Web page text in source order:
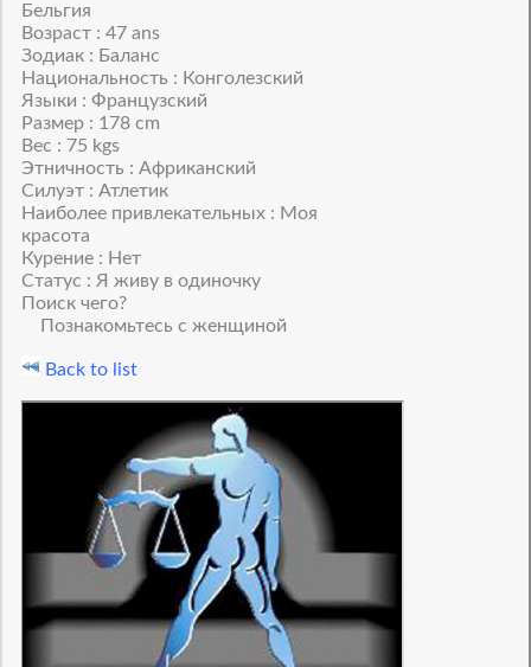
Бельгия
Возраст : 47 ans
Зодиак : Баланс
Национальность : Конголезский
Языки : Французский
Размер : 178 cm
Вес : 75 kgs
Этничность : Африканский
Силуэт : Атлетик
Наиболее привлекательных : Моя
красота
Курение : Нет
Статус : Я живу в одиночку
Поиск чего?
Познакомьтесь с женщиной
Back to list